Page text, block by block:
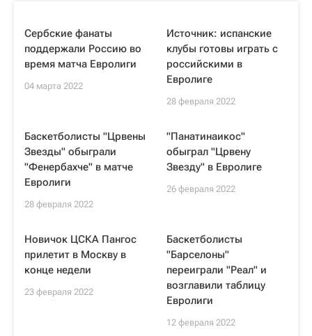
Сербские фанаты
поддержали Россию во
время матча Евролиги
04 марта 2022
Источник: испанские
клубы готовы играть с
российскими в
Евролиге
28 февраля 2022
Баскетболисты "Црвены
Звезды" обыграли
"Фенербахче" в матче
Евролиги
28 февраля 2022
"Панатинаикос"
обыграл "Црвену
Звезду" в Евролиге
26 февраля 2022
Новичок ЦСКА Пангос
прилетит в Москву в
конце недели
23 февраля 2022
Баскетболисты
"Барселоны"
переиграли "Реал" и
возглавили таблицу
Евролиги
12 февраля 2022